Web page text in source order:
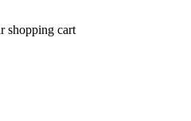
shopping cart